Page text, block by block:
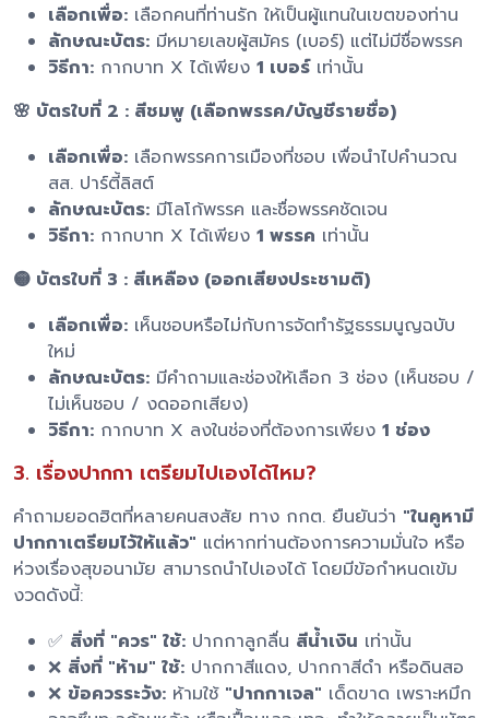
เลือกเพื่อ: เลือกคนที่ท่านรัก ให้เป็นผู้แทนในเขตของท่าน
ลักษณะบัตร: มีหมายเลขผู้สมัคร (เบอร์) แต่ไม่มีชื่อพรรค
วิธีกา: กากบาท X ได้เพียง 1 เบอร์เท่านั้น
🌸 บัตรใบที่ 2 : สีชมพู (เลือกพรรค/บัญชีรายชื่อ)
เลือกเพื่อ: เลือกพรรคการเมืองที่ชอบ เพื่อนำไปคำนวณ
สส. ปาร์ตี้ลิสต์
ลักษณะบัตร: มีโลโก้พรรค และชื่อพรรคชัดเจน
วิธีกา: กากบาท X ได้เพียง 1 พรรค เท่านั้น
🟡 บัตรใบที่ 3 : สีเหลือง (ออกเสียงประชามติ)
เลือกเพื่อ: เห็นชอบหรือไม่กับการจัดทำรัฐธรรมนูญฉบับ
ใหม่
ลักษณะบัตร: มีคำถามและช่องให้เลือก 3 ช่อง (เห็นชอบ /
ไม่เห็นชอบ / งดออกเสียง)
วิธีกา: กากบาท X ลงในช่องที่ต้องการเพียง 1 ช่อง
3. เรื่องปากกา เตรียมไปเองได้ไหม?
คำถามยอดฮิตที่หลายคนสงสัย ทาง กกต. ยืนยันว่า "ในคูหามี
ปากกาเตรียมไว้ให้แล้ว" แต่หากท่านต้องการความมั่นใจ หรือ
ห่วงเรื่องสุขอนามัย สามารถนำไปเองได้ โดยมีข้อกำหนดเข้ม
งวดดังนี้:
✅ สิ่งที่ "ควร" ใช้: ปากกาลูกลื่น สีน้ำเงิน เท่านั้น
❌ สิ่งที่ "ห้าม" ใช้: ปากกาสีแดง, ปากกาสีดำ หรือดินสอ
❌ ข้อควรระวัง: ห้ามใช้ "ปากกาเจล" เด็ดขาด เพราะหมึก